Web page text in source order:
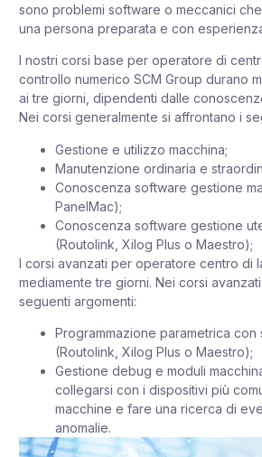
sono problemi software o meccanici
una persona preparata e con
I nostri corsi base per operatore di
controllo numerico SCM Group durano
ai tre giorni, dipendenti dalle
Nei corsi generalmente si affrontano i
Gestione e utilizzo macchina;
Manutenzione ordinaria e
Conoscenza software gestione
PanelMac);
Conoscenza software gestione
(Routolink, Xilog Plus o Maestro);
I corsi avanzati per operatore centro di
mediamente tre giorni. Nei corsi
seguenti argomenti:
Programmazione parametrica con
(Routolink, Xilog Plus o Maestro);
Gestione debug e moduli
collegarsi con i dispositivi più
macchine e fare una ricerca di
anomalie.